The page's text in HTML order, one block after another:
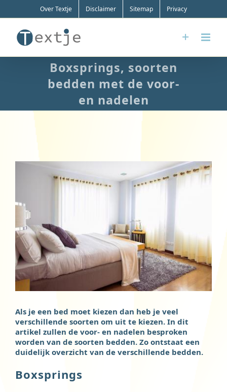
Over Textje Disclaimer Sitemap Privacy
Boxsprings, soorten
bedden met de voor-
en nadelen
Als je een bed moet kiezen dan heb je veel
verschillende soorten om uit te kiezen. In dit
artikel zullen de voor- en nadelen besproken
worden van de soorten bedden. Zo ontstaat een
duidelijk overzicht van de verschillende bedden.
Boxsprings